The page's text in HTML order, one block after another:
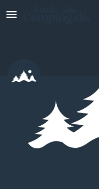
Helnæs Camping
Hjemmeside